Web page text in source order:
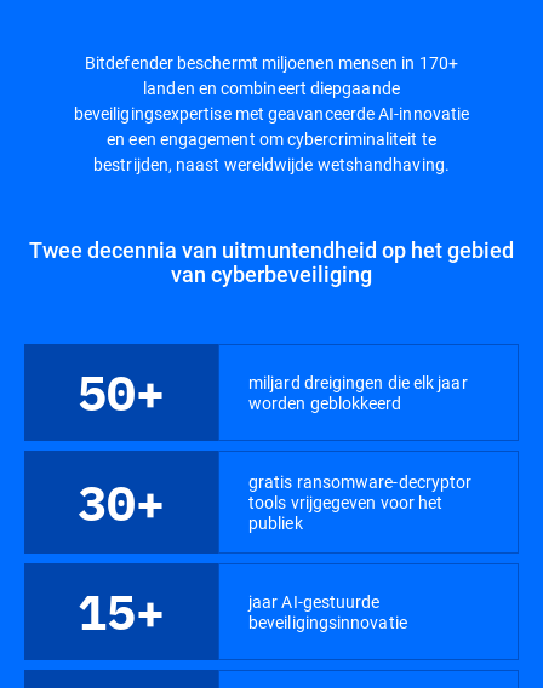
Bitdefender beschermt miljoenen mensen in 170+
landen en combineert diepgaande
beveiligingsexpertise met geavanceerde AI-innovatie
en een engagement om cybercriminaliteit te
bestrijden, naast wereldwijde wetshandhaving.
Twee decennia van uitmuntendheid op het gebied
van cyberbeveiliging
50+
miljard dreigingen die elk jaar
worden geblokkeerd
30+
gratis ransomware-decryptor
tools vrijgegeven voor het
publiek
15+
jaar AI-gestuurde
beveiligingsinnovatie